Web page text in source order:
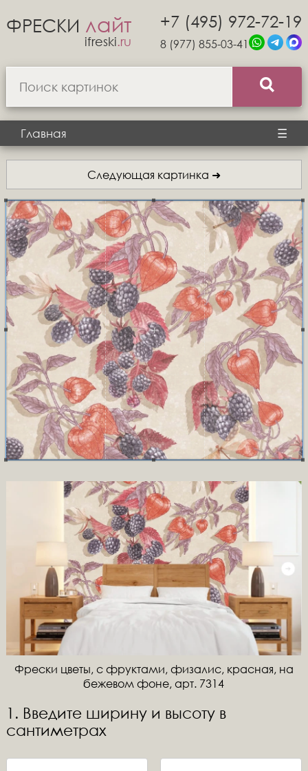
ФРЕСКИ лайт
ifreski.ru
+7 (495) 972-72-19
8 (977) 855-03-41
Главная ☰
Следующая картинка ➜
Фрески цветы, с фруктами, физалис, красная, на
бежевом фоне, арт. 7314
1. Введите ширину и высоту в
сантиметрах